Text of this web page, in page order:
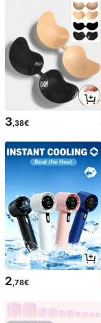
3,38€
2,78€